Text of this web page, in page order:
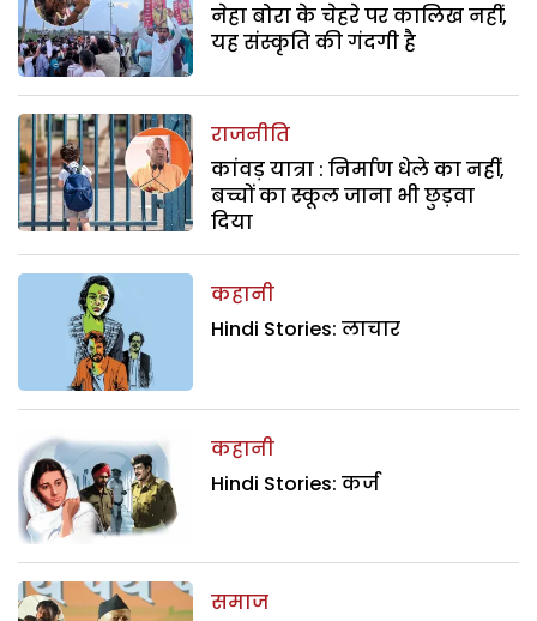
नेहा बोरा के चेहरे पर कालिख नहीं,
यह संस्कृति की गंदगी है
राजनीति
कांवड़ यात्रा : निर्माण धेले का नहीं,
बच्चों का स्कूल जाना भी छुड़वा
दिया
कहानी
Hindi Stories: लाचार
कहानी
Hindi Stories: कर्ज
समाज